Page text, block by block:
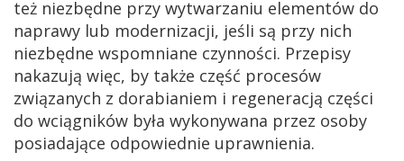
też niezbędne przy wytwarzaniu elementów do
naprawy lub modernizacji, jeśli są przy nich
niezbędne wspomniane czynności. Przepisy
nakazują więc, by także część procesów
związanych z dorabianiem i regeneracją części
do wciągników była wykonywana przez osoby
posiadające odpowiednie uprawnienia.